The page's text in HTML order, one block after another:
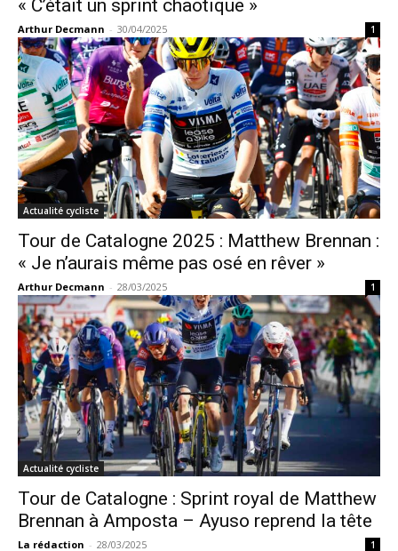
« C’était un sprint chaotique »
Arthur Decmann - 30/04/2025 1
Actualité cycliste
Tour de Catalogne 2025 : Matthew Brennan :
« Je n’aurais même pas osé en rêver »
Arthur Decmann - 28/03/2025 1
Actualité cycliste
Tour de Catalogne : Sprint royal de Matthew
Brennan à Amposta – Ayuso reprend la tête
La rédaction - 28/03/2025 1